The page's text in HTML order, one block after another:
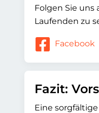
Folgen Sie
Laufenden zu
Facebook
Fazit:
Eine